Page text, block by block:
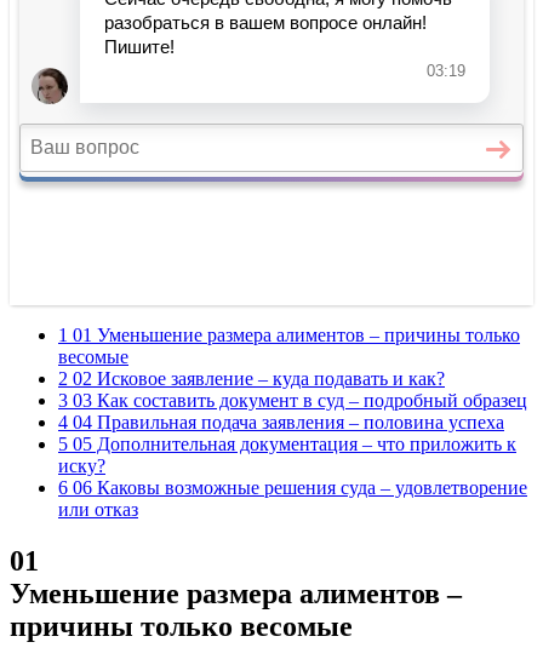
1 01 Уменьшение размера алиментов – причины только
весомые
2 02 Исковое заявление – куда подавать и как?
3 03 Как составить документ в суд – подробный образец
4 04 Правильная подача заявления – половина успеха
5 05 Дополнительная документация – что приложить к
иску?
6 06 Каковы возможные решения суда – удовлетворение
или отказ
01
Уменьшение размера алиментов –
причины только весомые